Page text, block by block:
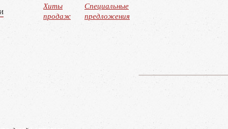
Хиты
продаж
Специальные
предложения